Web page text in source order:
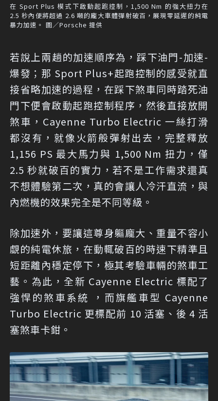
在 Sport Plus 模式下啟動起跑控制，1,500 Nm 的強大扭力在
2.5 秒內便將超過 2.6 噸的龐大車體彈射破百，展現零延遲的純電
暴力加速。 圖／Porsche 提供
若說上兩趟的加速順序為，踩下油門-加速-
爆發；那 Sport Plus+起跑控制的感受就直
接省略加速的過程，在踩下煞車同時踏死油
門下便會啟動起跑控制程序，然後直接放開
煞車，Cayenne Turbo Electric 一絲打滑
都沒有，就像火箭般彈射出去，完整釋放
1,156 PS 最大馬力與 1,500 Nm 扭力，僅
2.5 秒就破百的實力，若不是工作需求還真
不想體驗第二次，真的會讓人冷汗直流，與
內燃機的效果完全是不同等級。
除加速外，要讓這尊身軀龐大、重量不容小
覷的純電休旅，在動輒破百的時速下精準且
短距離內穩定停下，極其考驗車輛的煞車工
藝。為此，全新 Cayenne Electric 標配了
強悍的煞車系統 ，而旗艦車型 Cayenne
Turbo Electric 更標配前 10 活塞、後 4 活
塞煞車卡鉗。